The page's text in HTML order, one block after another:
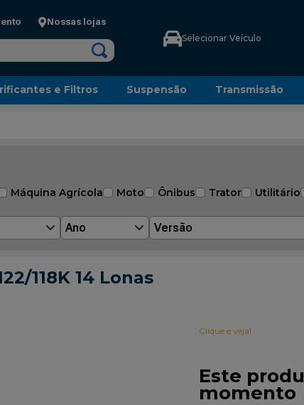
Nossas lojas
Selecionar Veículo
e Filtros Suspensão Transmissão
Máquina Agrícola Moto Ônibus Trator Utilitário
Ano Versão
118K 14 Lonas
Clique e veja!
Este
momento